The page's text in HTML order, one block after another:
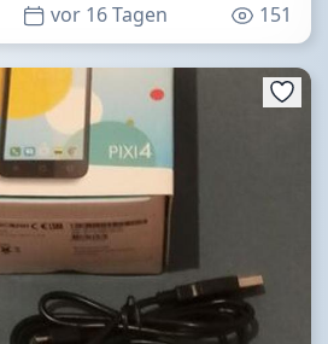
vor 16 Tagen 151